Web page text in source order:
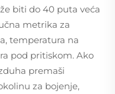
biti do 40 puta veća
metrika za
temperatura na
pod pritiskom. Ako
premaši
za bojenje,